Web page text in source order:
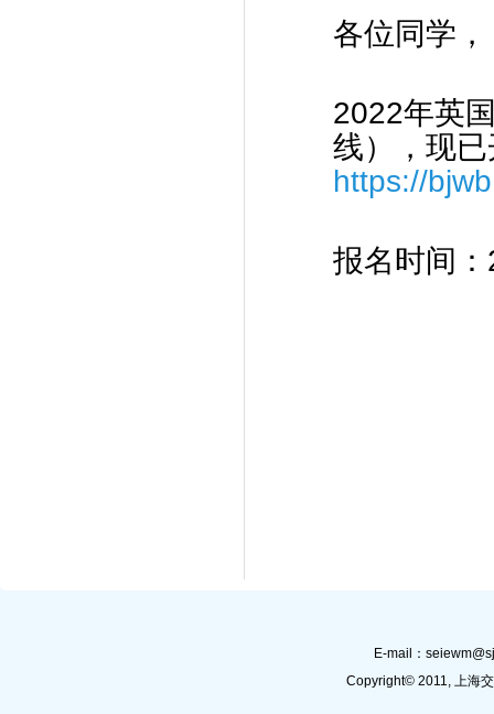
各位同学，
2022年英
线），现
https://
报名时间
E-mail：
Copyright© 2011, 上海